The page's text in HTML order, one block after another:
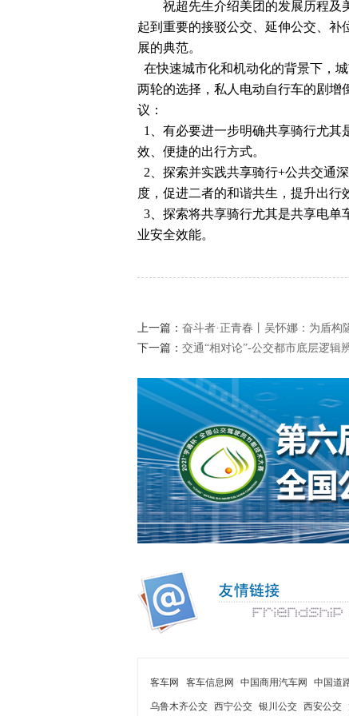
祝超先生介绍美团的发展历程及
起到重要的接驳公交、延伸公交、
展的典范。
在快速城市化和机动化的背景下，
两轮的选择，私人电动自行车的剧增
议：
1、有必要进一步明确共享骑行尤
效、便捷的出行方式。
2、探索并实践共享骑行+公共交通
度，促进二者的和谐共生，提升出行
3、探索将共享骑行尤其是共享电
业安全效能。
上一篇： 奋斗者·正青春丨吴怀娜：为盾构
下一篇： 交通“相对论”-公交都市底层逻
客车网 客车信息网 中国商用汽车网 中国道
乌鲁木齐公交 西宁公交 银川公交 西安公交